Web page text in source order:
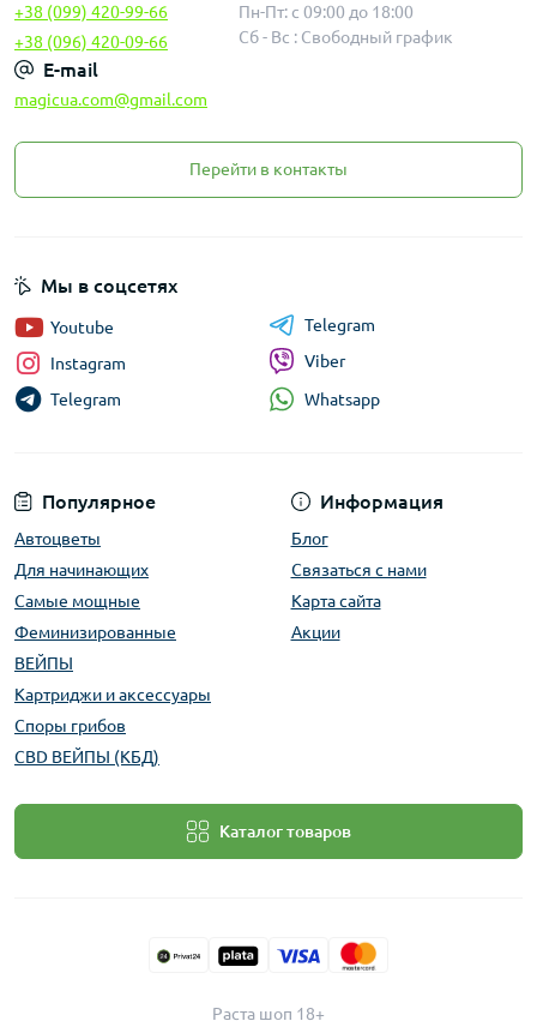
+38 (099) 420-99-66
+38 (096) 420-09-66
Пн-Пт: с 09:00 до 18:00
Сб - Вс : Свободный график
E-mail
magicua.com@gmail.com
Перейти в контакты
Популярное
Автоцветы
Для начинающих
Самые мощные
Феминизированные
ВЕЙПЫ
Картриджи и аксессуары
Споры грибов
CBD ВЕЙПЫ (КБД)
Информация
Блог
Связаться с нами
Карта сайта
Акции
Каталог товаров
Мы в соцсетях
Youtube
Instagram
Telegram
Telegram
Viber
Whatsapp
Раста шоп 18+